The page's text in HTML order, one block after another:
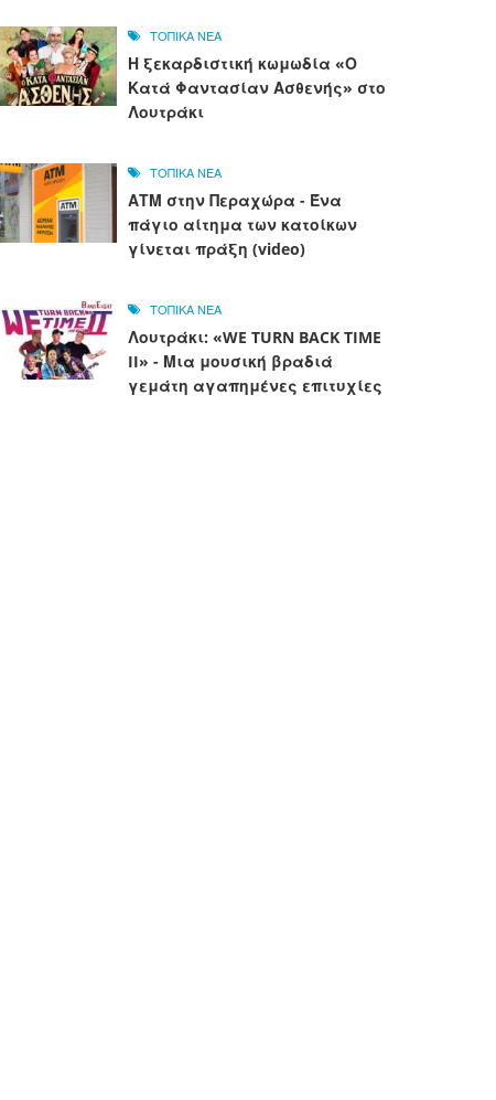
ΤΟΠΙΚΑ ΝΕΑ
Η ξεκαρδιστική κωμωδία «Ο
Κατά Φαντασίαν Ασθενής» στο
Λουτράκι
ΤΟΠΙΚΑ ΝΕΑ
ΑΤΜ στην Περαχώρα - Ένα
πάγιο αίτημα των κατοίκων
γίνεται πράξη (video)
ΤΟΠΙΚΑ ΝΕΑ
Λουτράκι: «WE TURN BACK TIME
II» - Μια μουσική βραδιά
γεμάτη αγαπημένες επιτυχίες